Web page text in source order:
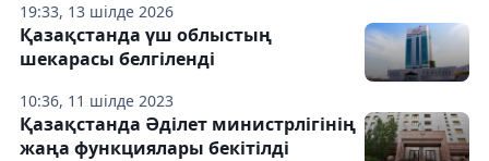
19:33, 13 шілде 2026
10:36, 11 шілде 2023
Қазақстанда үш облыстың
шекарасы белгіленді
Қазақстанда Әділет министрлігінің
жаңа функциялары бекітілді